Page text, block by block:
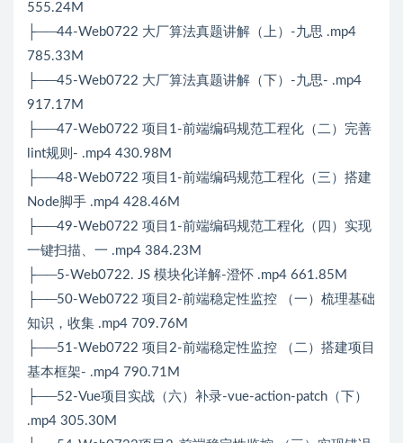
555.24M
├──44-Web0722 大厂算法真题讲解（上）-九思 .mp4
785.33M
├──45-Web0722 大厂算法真题讲解（下）-九思- .mp4
917.17M
├──47-Web0722 项目1-前端编码规范⼯程化（二）完善
lint规则- .mp4 430.98M
├──48-Web0722 项⽬1-前端编码规范⼯程化（三）搭建
Node脚手 .mp4 428.46M
├──49-Web0722 项⽬1-前端编码规范⼯程化（四）实现
一键扫描、一 .mp4 384.23M
├──5-Web0722. JS 模块化详解-澄怀 .mp4 661.85M
├──50-Web0722 项目2-前端稳定性监控 （一）梳理基础
知识，收集 .mp4 709.76M
├──51-Web0722 项目2-前端稳定性监控 （二）搭建项目
基本框架- .mp4 790.71M
├──52-Vue项目实战（六）补录-vue-action-patch（下）
.mp4 305.30M